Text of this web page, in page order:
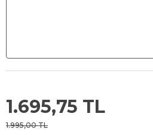
1.695,75 TL
1.995,00 TL